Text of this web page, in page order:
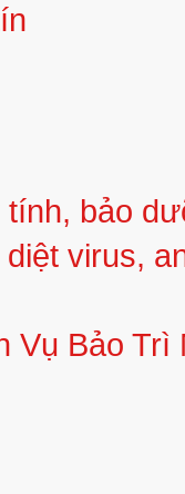
Vụ Bảo Trì